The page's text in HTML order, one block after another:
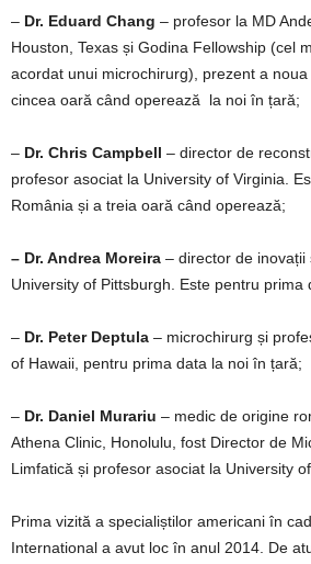
– Dr. Eduard Chang – profesor la MD
Houston, Texas și Godina Fellowship (cel
acordat unui microchirurg), prezent a
cincea oară când operează la noi în țară;
– Dr. Chris Campbell – director de
profesor asociat la University of Virginia.
România și a treia oară când operează;
– Dr. Andrea Moreira – director de inovații
University of Pittsburgh. Este pentru prima
– Dr. Peter Deptula – microchirurg și
of Hawaii, pentru prima data la noi în țară;
– Dr. Daniel Murariu – medic de origine
Athena Clinic, Honolulu, fost Director de
Limfatică și profesor asociat la University
Prima vizită a specialiștilor americani în
International a avut loc în anul 2014. De